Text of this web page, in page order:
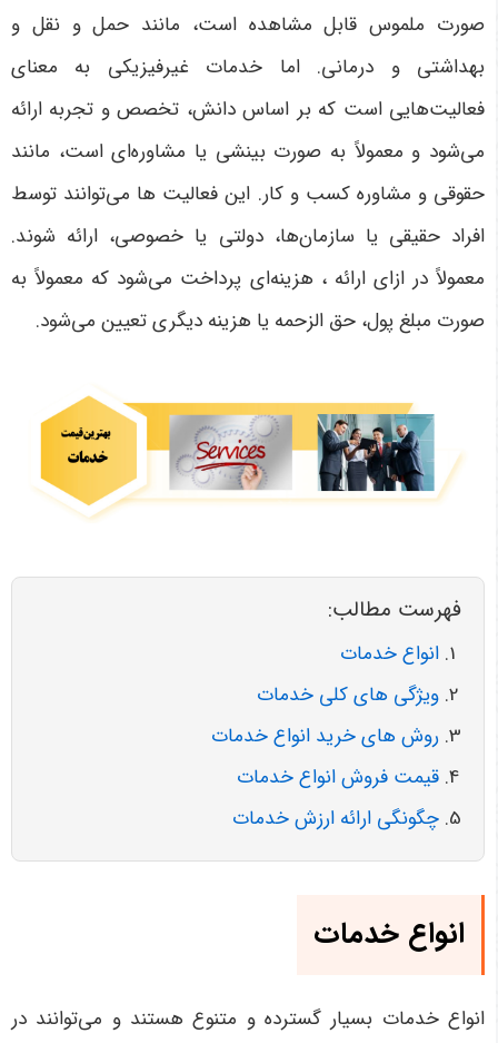
صورت ملموس قابل مشاهده است، مانند حمل و نقل و
بهداشتی و درمانی. اما خدمات غیرفیزیکی به معنای
فعالیت‌هایی است که بر اساس دانش، تخصص و تجربه ارائه
می‌شود و معمولاً به صورت بینشی یا مشاوره‌ای است، مانند
حقوقی و مشاوره کسب و کار. این فعالیت ها می‌توانند توسط
افراد حقیقی یا سازمان‌ها، دولتی یا خصوصی، ارائه شوند.
معمولاً در ازای ارائه ، هزینه‌ای پرداخت می‌شود که معمولاً به
صورت مبلغ پول، حق الزحمه یا هزینه دیگری تعیین می‌شود.
فهرست مطالب:
انواع خدمات
ویژگی های کلی خدمات
روش های خرید انواع خدمات
قیمت فروش انواع خدمات
چگونگی ارائه ارزش خدمات
انواع خدمات
انواع خدمات بسیار گسترده و متنوع هستند و می‌توانند در